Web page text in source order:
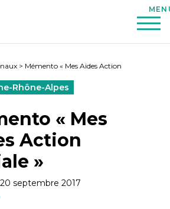
> Mémento « Mes Aides Action
Rhône-Alpes
« Mes
Action
»
septembre 2017